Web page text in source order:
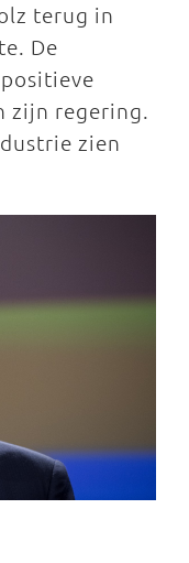
terug in
De
zijn regering.
zien